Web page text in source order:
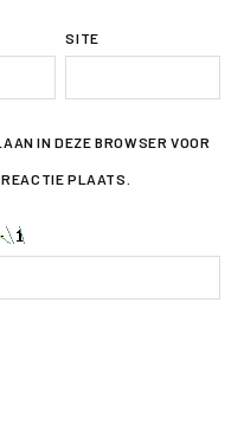
SITE
IN DEZE BROWSER VOOR
PLAATS.